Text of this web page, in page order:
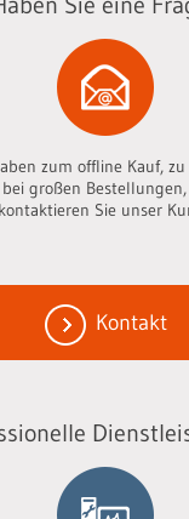
zum offline Kauf,
großen
Sie unser
Kontakt